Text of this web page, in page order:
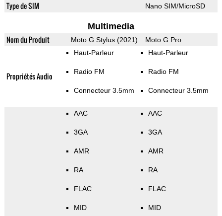
Type de SIM Nano SIM/MicroSD
Multimedia
Nom du Produit Moto G Stylus (2021) Moto G Pro
Propriétés Audio
Haut-Parleur
Radio FM
Connecteur 3.5mm
Haut-Parleur
Radio FM
Connecteur 3.5mm
AAC
3GA
AMR
RA
FLAC
MID
AAC
3GA
AMR
RA
FLAC
MID